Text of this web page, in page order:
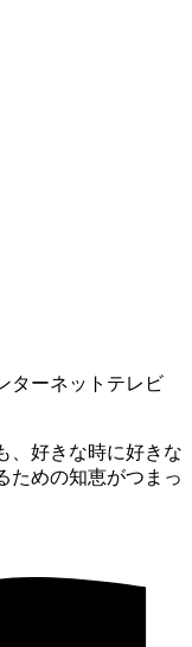
ターネットテレビ
、好きな時に好きな
ための知恵がつまっ